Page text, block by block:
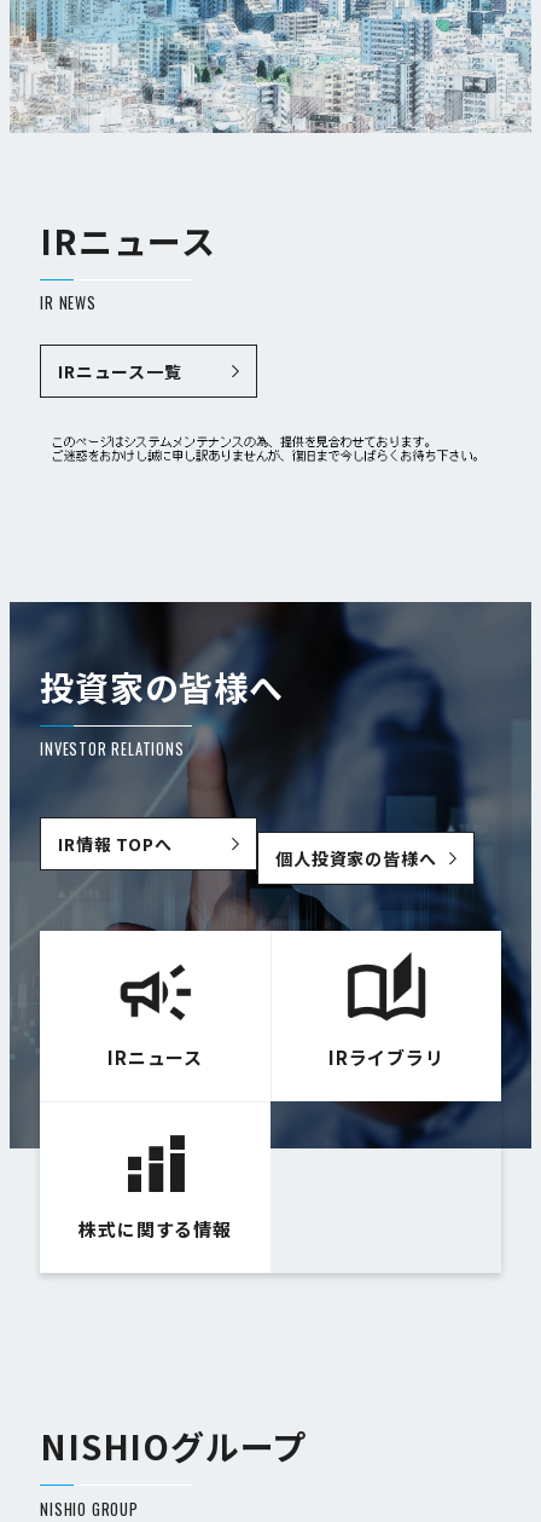
IRニュース
IR NEWS
IRニュース一覧
投資家の皆様へ
INVESTOR RELATIONS
IR情報 TOPへ
個人投資家の皆様へ
IRニュース IRライブラリ
株式に関する情報
NISHIOグループ
NISHIO GROUP